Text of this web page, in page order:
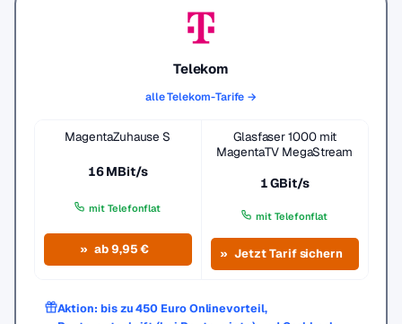
Telekom
alle Telekom-Tarife →
MagentaZuhause S
16 MBit/s
mit Telefonflat
ab 9,95 €
Glasfaser 1000 mit
MagentaTV MegaStream
1 GBit/s
mit Telefonflat
Jetzt Tarif sichern
Aktion: bis zu 450 Euro Onlinevorteil,